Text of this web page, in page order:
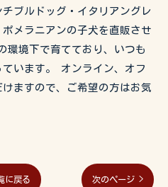
ブルドッグ・イタリアングレ
メラニアンの子犬を直販させ
環境下で育てており、いつも
います。 オンライン、オフ
ますので、ご希望の方はお気
に戻る 次のページ >